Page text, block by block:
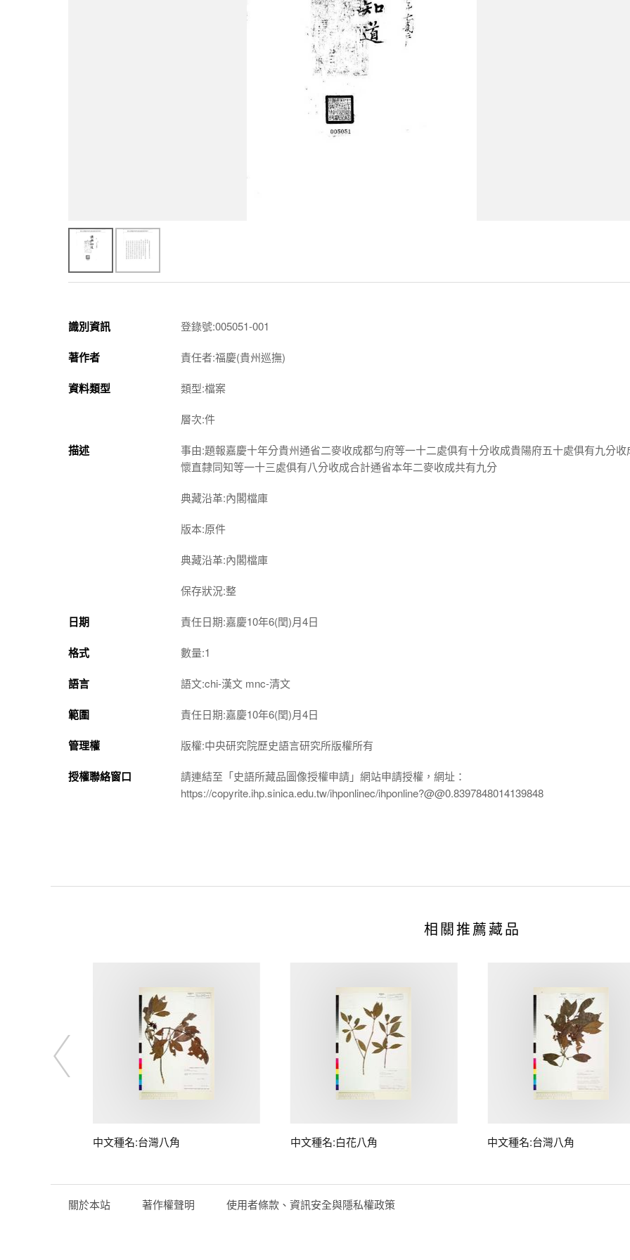
識別資訊 登錄號:005051-001
著作者 責任者:福慶(貴州巡撫)
資料類型 類型:檔案
層次:件
描述
事由:題報嘉慶十年分貴州通省二麥收成都勻府等一十二處俱有十分收成貴陽府五十處俱有九分收
懷直隸同知等一十三處俱有八分收成合計通省本年二麥收成共有九分
典藏沿革:內閣檔庫
版本:原件
典藏沿革:內閣檔庫
保存狀況:整
日期 責任日期:嘉慶10年6(閏)月4日
格式 數量:1
語言 語文:chi-漢文 mnc-清文
範圍 責任日期:嘉慶10年6(閏)月4日
管理權 版權:中央研究院歷史語言研究所版權所有
授權聯絡窗口
請連結至「史語所藏品圖像授權申請」網站申請授權，網址：
https://copyrite.ihp.sinica.edu.tw/ihponlinec/ihponline?@@0.8397848014139848
相關推薦藏品
中文種名:台灣八角 中文種名:白花八角 中文種名:台灣八角
關於本站 著作權聲明 使用者條款、資訊安全與隱私權政策